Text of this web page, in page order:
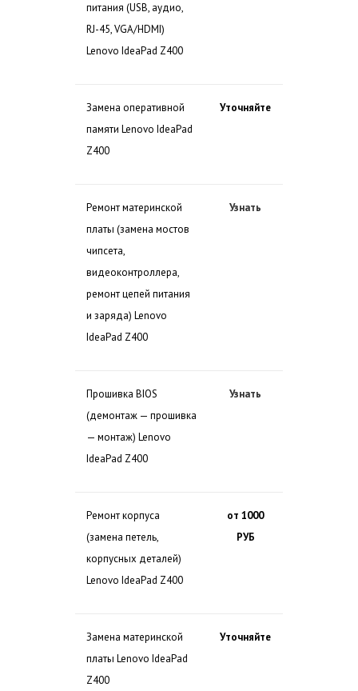
питания (USB, аудио,
RJ-45, VGA/HDMI)
Lenovo IdeaPad Z400
Замена оперативной
памяти Lenovo IdeaPad
Z400
Уточняйте
Ремонт материнской
платы (замена мостов
чипсета,
видеоконтроллера,
ремонт цепей питания
и заряда) Lenovo
IdeaPad Z400
Узнать
Прошивка BIOS
(демонтаж — прошивка
— монтаж) Lenovo
IdeaPad Z400
Узнать
Ремонт корпуса
(замена петель,
корпусных деталей)
Lenovo IdeaPad Z400
от 1000
РУБ
Замена материнской
платы Lenovo IdeaPad
Z400
Уточняйте